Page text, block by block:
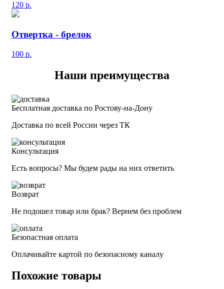
120 р.
Отвертка - брелок
100 р.
Наши преимущества
Бесплатная доставка по Ростову-на-Дону
Доставка по всей России через ТК
Консультация
Есть вопросы? Мы будем рады на них ответить
Возврат
Не подошел товар или брак? Вернем без проблем
Безопастная оплата
Оплачивайте картой по безопасному каналу
Похожие товары